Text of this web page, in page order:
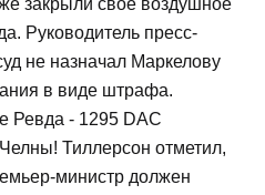
закрыли свое воздушное
Руководитель пресс-
не назначал Маркелову
в виде штрафа.
Ревда - 1295 DAC
Тиллерсон отметил,
министр должен